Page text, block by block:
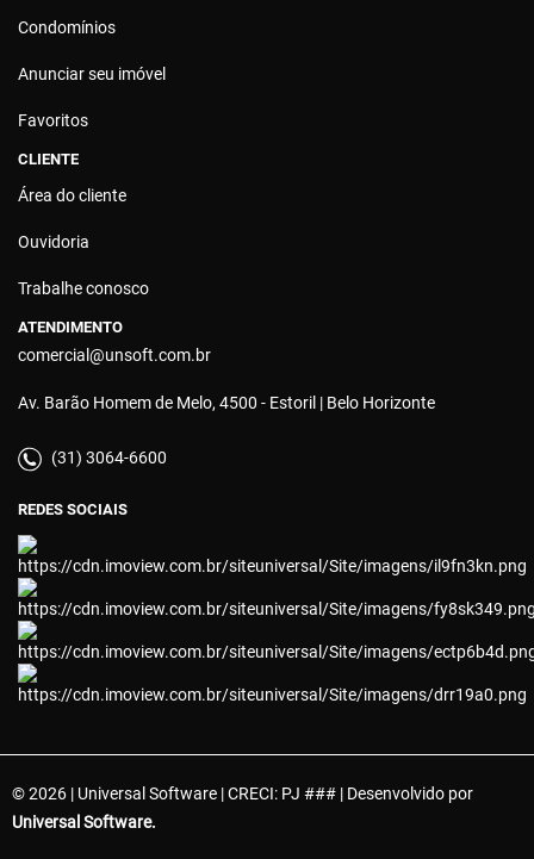
Condomínios
Anunciar seu imóvel
Favoritos
CLIENTE
Área do cliente
Ouvidoria
Trabalhe conosco
ATENDIMENTO
comercial@unsoft.com.br
Av. Barão Homem de Melo, 4500 - Estoril | Belo Horizonte
(31) 3064-6600
REDES SOCIAIS
© 2026 | Universal Software | CRECI: PJ ### | Desenvolvido por
Universal Software.